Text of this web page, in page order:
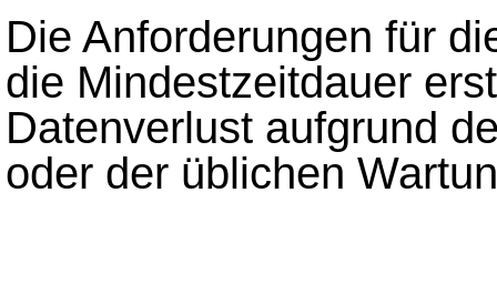
Die Anforderungen für
die Mindestzeitdauer
Datenverlust aufgrund
oder der üblichen